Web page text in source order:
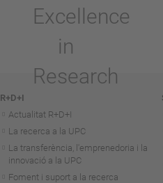
R+D+I
Actualitat R+D+I
La recerca a la UPC
La transferència, l'emprenedoria i la
innovació a la UPC
Foment i suport a la recerca